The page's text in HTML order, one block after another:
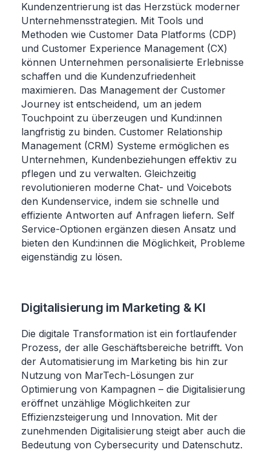
Kundenzentrierung ist das Herzstück moderner
Unternehmensstrategien. Mit Tools und
Methoden wie Customer Data Platforms (CDP)
und Customer Experience Management (CX)
können Unternehmen personalisierte Erlebnisse
schaffen und die Kundenzufriedenheit
maximieren. Das Management der Customer
Journey ist entscheidend, um an jedem
Touchpoint zu überzeugen und Kund:innen
langfristig zu binden. Customer Relationship
Management (CRM) Systeme ermöglichen es
Unternehmen, Kundenbeziehungen effektiv zu
pflegen und zu verwalten. Gleichzeitig
revolutionieren moderne Chat- und Voicebots
den Kundenservice, indem sie schnelle und
effiziente Antworten auf Anfragen liefern. Self
Service-Optionen ergänzen diesen Ansatz und
bieten den Kund:innen die Möglichkeit, Probleme
eigenständig zu lösen.
Digitalisierung im Marketing & KI
Die digitale Transformation ist ein fortlaufender
Prozess, der alle Geschäftsbereiche betrifft. Von
der Automatisierung im Marketing bis hin zur
Nutzung von MarTech-Lösungen zur
Optimierung von Kampagnen – die Digitalisierung
eröffnet unzählige Möglichkeiten zur
Effizienzsteigerung und Innovation. Mit der
zunehmenden Digitalisierung steigt aber auch die
Bedeutung von Cybersecurity und Datenschutz.